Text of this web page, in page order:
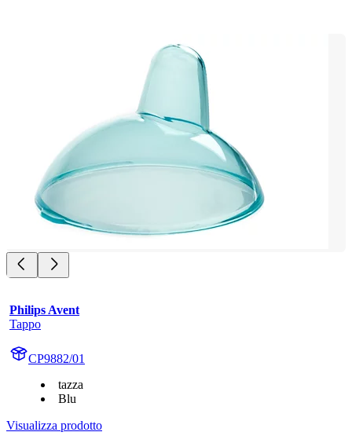
Philips Avent
Tappo
CP9882/01
tazza
Blu
Visualizza prodotto